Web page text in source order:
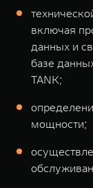
включая
данных и
базе
TANK;
мощности;